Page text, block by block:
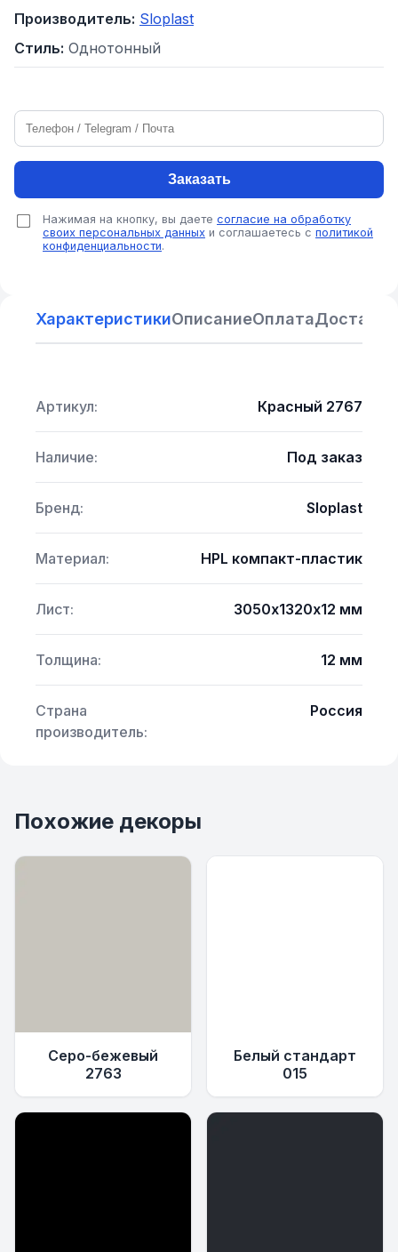
Производитель: Sloplast
Стиль: Однотонный
Заказать
Нажимая на кнопку, вы даете согласие на обработку
своих персональных данных и соглашаетесь с политикой
конфиденциальности.
ХарактеристикиОписаниеОплатаДоставка
Артикул: Красный 2767
Наличие: Под заказ
Бренд: Sloplast
Материал: HPL компакт-пластик
Лист: 3050х1320х12 мм
Толщина: 12 мм
Страна
производитель:
Россия
Похожие декоры
Серо-бежевый
2763
Белый стандарт
015